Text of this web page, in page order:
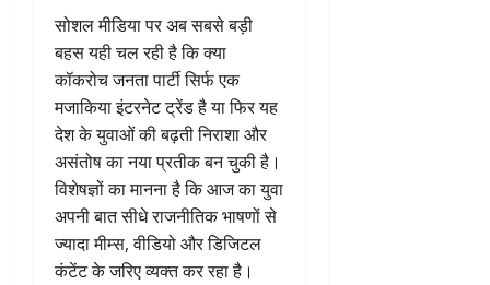
सोशल मीडिया पर अब सबसे बड़ी
बहस यही चल रही है कि क्या
कॉकरोच जनता पार्टी सिर्फ एक
मजाकिया इंटरनेट ट्रेंड है या फिर यह
देश के युवाओं की बढ़ती निराशा और
असंतोष का नया प्रतीक बन चुकी है।
विशेषज्ञों का मानना है कि आज का युवा
अपनी बात सीधे राजनीतिक भाषणों से
ज्यादा मीम्स, वीडियो और डिजिटल
कंटेंट के जरिए व्यक्त कर रहा है।